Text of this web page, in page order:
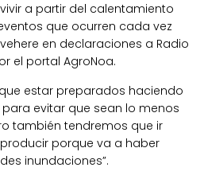
a partir del calentamiento
que ocurren cada vez
en declaraciones a Radio
el portal AgroNoa.
estar preparados haciendo
evitar que sean lo menos
también tendremos que ir
porque va a haber
inundaciones”.